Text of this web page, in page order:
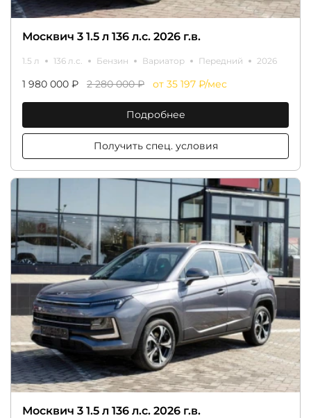
Москвич 3 1.5 л 136 л.с. 2026 г.в.
1.5 л 136 л.с. Бензин Вариатор Передний 2026
1 980 000 ₽ 2 280 000 ₽ от 35 197 ₽/мес
Подробнее
Получить спец. условия
Москвич 3 1.5 л 136 л.с. 2026 г.в.